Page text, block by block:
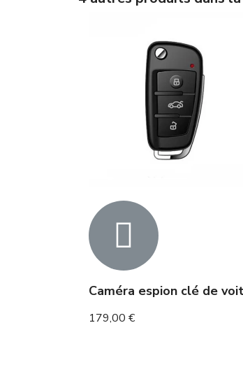
179,00 €